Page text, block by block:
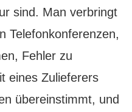
sind. Man verbringt
Telefonkonferenzen,
Fehler zu
eines Zulieferers
übereinstimmt, und